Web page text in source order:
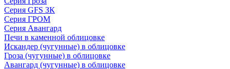
Серия GFS ЗК
Серия ГРОМ
Серия Авангард
Печи в каменной облицовке
Искандер (чугунные) в облицовке
Гроза (чугунные) в облицовке
Авангард (чугунные) в облицовке